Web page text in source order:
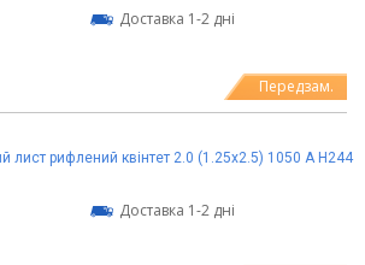
Доставка 1-2 дні
Передзам.
лист рифлений квінтет 2.0 (1.25х2.5) 1050 А Н244
Доставка 1-2 дні